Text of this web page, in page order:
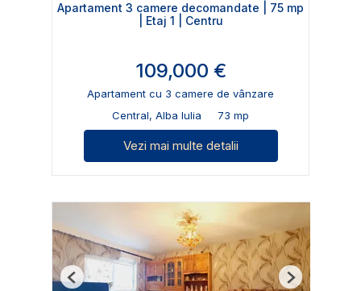
Apartament 3 camere decomandate | 75 mp
| Etaj 1 | Centru
109,000 €
Apartament cu 3 camere de vânzare
Central, Alba Iulia
73 mp
Vezi mai multe detalii
Previous Next